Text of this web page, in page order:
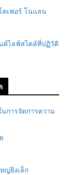
เฟอร์ โนแลน
ด์ไลฟ์สไตล์ที่ปฏิวัติ
การจัดการความ
ญ่ยิ่งเล็ก